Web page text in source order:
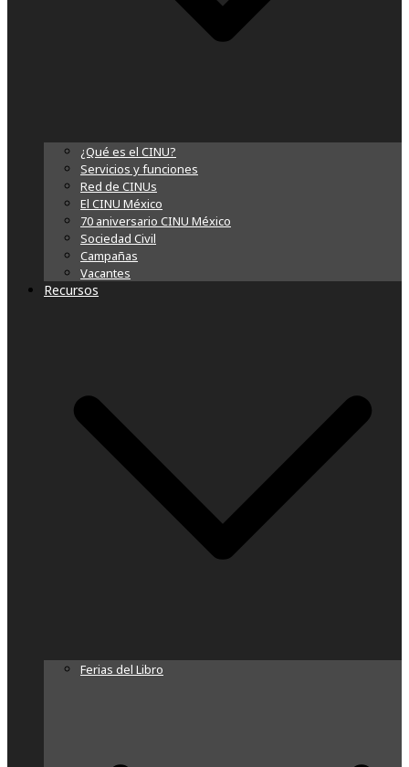
¿Qué es el CINU?
Servicios y funciones
Red de CINUs
El CINU México
70 aniversario CINU México
Sociedad Civil
Campañas
Vacantes
Recursos
Ferias del Libro